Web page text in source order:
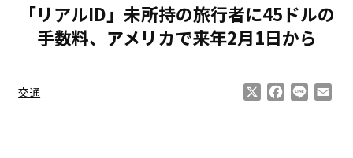
「リアルID」未所持の旅行者に45ドルの
手数料、アメリカで来年2月1日から
交通 Facebook
Line